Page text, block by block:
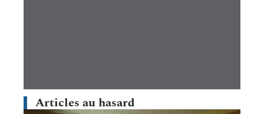
Articles au hasard